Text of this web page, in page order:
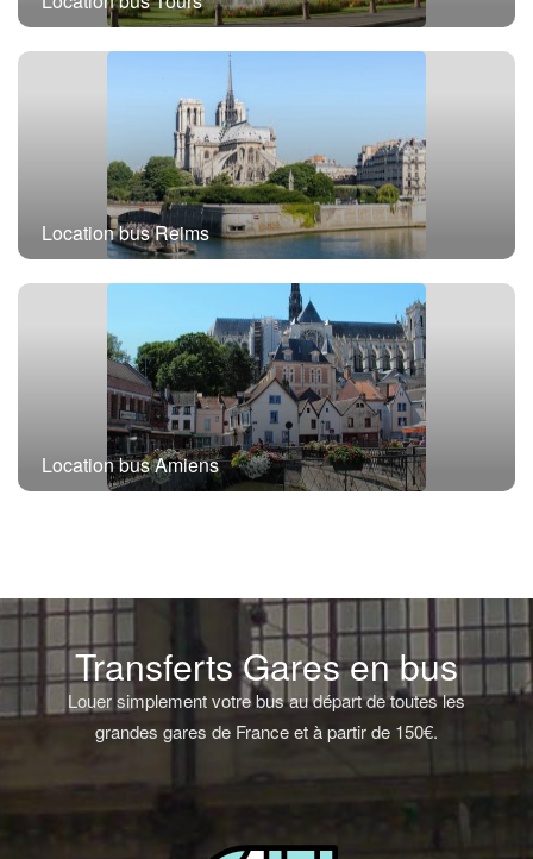
Location bus Reims
Location bus Amiens
Transferts Gares en bus
Louer simplement votre bus au départ de toutes les
grandes gares de France et à partir de 150€.